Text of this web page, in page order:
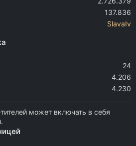
137.836
SlavaIv
24
4.206
4.230
может включать в себя